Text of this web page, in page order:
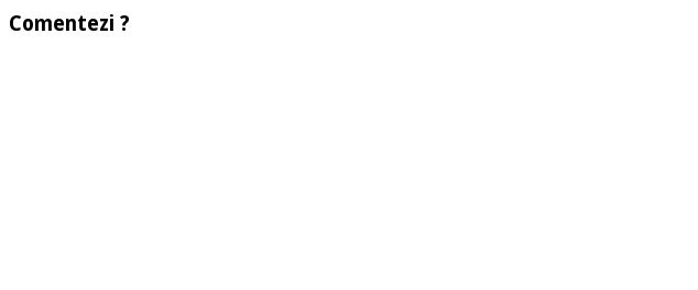
Comentezi ?